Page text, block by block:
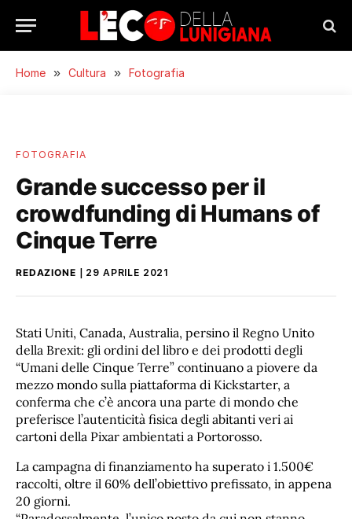
Home » Cultura » Fotografia
FOTOGRAFIA
Grande successo per il
crowdfunding di Humans of
Cinque Terre
REDAZIONE 29 APRILE 2021
Stati Uniti, Canada, Australia, persino il Regno Unito
della Brexit: gli ordini del libro e dei prodotti degli
“Umani delle Cinque Terre” continuano a piovere da
mezzo mondo sulla piattaforma di Kickstarter, a
conferma che c’è ancora una parte di mondo che
preferisce l’autenticità fisica degli abitanti veri ai
cartoni della Pixar ambientati a Portorosso.
La campagna di finanziamento ha superato i 1.500€
raccolti, oltre il 60% dell’obiettivo prefissato, in appena
20 giorni.